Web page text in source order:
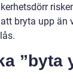
bryta upp än
”byta